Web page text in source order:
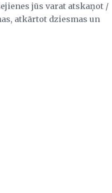
jūs varat atskaņot /
atkārtot dziesmas un